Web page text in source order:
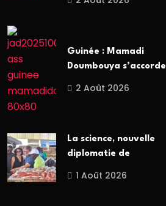
Guinée : Mamadi
Doumbouya s’accorde
2 Août 2026
La science, nouvelle
diplomatie de
1 Août 2026